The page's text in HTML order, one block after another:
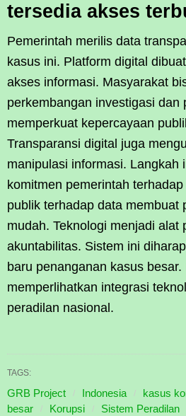
tersedia akses
Pemerintah merilis data
kasus ini. Platform digital
akses informasi. Masyarakat
perkembangan investigasi dan
memperkuat kepercayaan
Transparansi digital juga
manipulasi informasi. Langkah
komitmen pemerintah
publik terhadap data membuat
mudah. Teknologi menjadi alat
akuntabilitas. Sistem ini
baru penanganan kasus besar.
memperlihatkan integrasi
peradilan nasional.
TAGS:
GRB Project Indonesia kasus
besar
Korupsi Sistem Peradilan